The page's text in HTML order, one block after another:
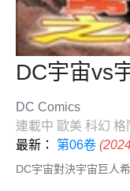
DC宇宙vs
DC Comics
連載中 歐美 科幻 格
最新： 第06卷
DC宇宙對決宇宙巨人